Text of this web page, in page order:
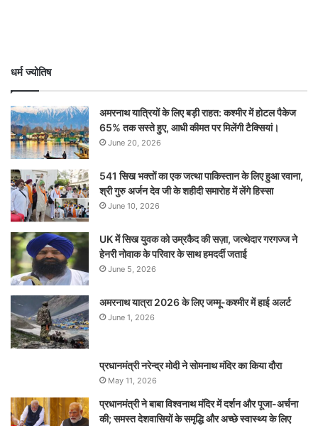
धर्म ज्योतिष
अमरनाथ यात्रियों के लिए बड़ी राहत: कश्मीर में होटल पैकेज
65% तक सस्ते हुए, आधी कीमत पर मिलेंगी टैक्सियां।
June 20, 2026
541 सिख भक्तों का एक जत्था पाकिस्तान के लिए हुआ रवाना,
श्री गुरु अर्जन देव जी के शहीदी समारोह में लेंगे हिस्सा
June 10, 2026
UK में सिख युवक को उम्रकैद की सज़ा, जत्थेदार गरगज्ज ने
हेनरी नोवाक के परिवार के साथ हमदर्दी जताई
June 5, 2026
अमरनाथ यात्रा 2026 के लिए जम्मू-कश्मीर में हाई अलर्ट
June 1, 2026
प्रधानमंत्री नरेन्‍द्र मोदी ने सोमनाथ मंदिर का किया दौरा
May 11, 2026
प्रधानमंत्री ने बाबा विश्वनाथ मंदिर में दर्शन और पूजा-अर्चना
की; समस्‍त देशवासियों के समृद्धि और अच्छे स्वास्थ्य के लिए